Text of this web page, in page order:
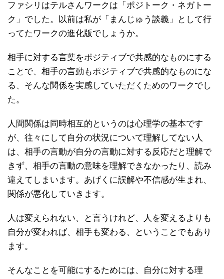
ファシリはテルさんワークは「ポジトーク・ネガトー
ク」でした。以前は私が「まんじゅう談義」として行
ってたワークの進化版でしょうか。
相手に対する言葉をポジティブで共感的なものにする
ことで、相手の言動もポジティブで共感的なものにな
る、そんな関係を実感していただくためのワークでし
た。
人間関係は同時相互的というのは心理学の基本です
が、往々にして自分の状況について理解してない人
は、相手の言動が自分の言動に対する反応だと理解で
きず、相手の言動の意味を理解できなかったり、読み
違えてしまいます。あげくに誤解や不信感が生まれ、
関係が悪化していきます。
人は変えられない、と言うけれど、人を変えるよりも
自分が変われば、相手も変わる、ということでもあり
ます。
そんなことを可能にするためには、自分に対する理